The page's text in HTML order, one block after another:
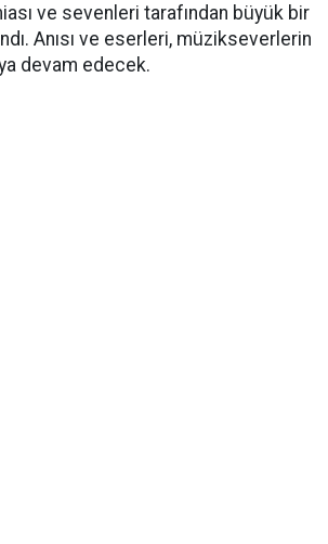
ve sevenleri tarafından büyük bir
Anısı ve eserleri, müzikseverlerin
devam edecek.